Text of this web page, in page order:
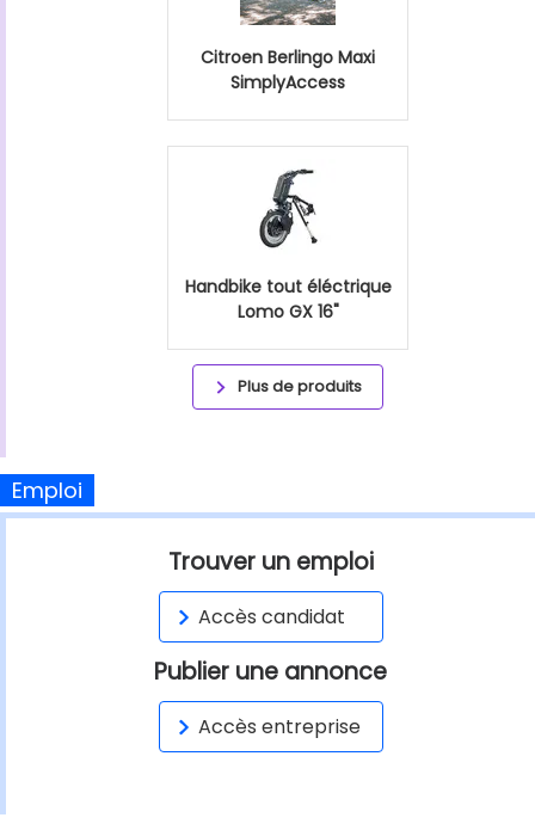
Citroen Berlingo Maxi
SimplyAccess
Handbike tout éléctrique
Lomo GX 16"
Plus de produits
Emploi
Trouver un emploi
Accès candidat
Publier une annonce
Accès entreprise